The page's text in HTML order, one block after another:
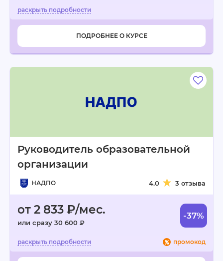
ПОДРОБНЕЕ О КУРСЕ
Руководитель образовательной
организации
НАДПО 4.0 3 отзыва
от 2 833 ₽/мес.
или сразу 30 600 ₽
-37%
промокод